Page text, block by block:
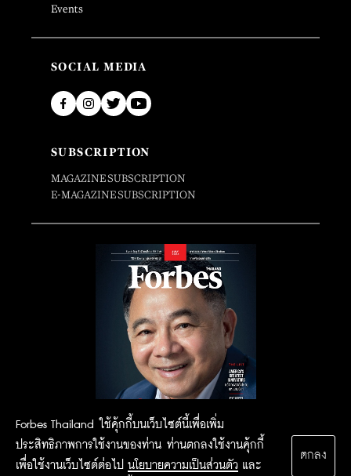
Forbes Thailand ใช้คุ้กกี้บนเว็บไซต์นี้เพื่อเพิ่ม
ประสิทธิภาพการใช้งานของท่าน ท่านตกลงใช้งานคุ้กกี้
เพื่อใช้งานเว็บไซต์ต่อไป นโยบายความเป็นส่วนตัว และ
ตกลง
Events
SOCIAL MEDIA
SUBSCRIPTION
MAGAZINE SUBSCRIPTION
E-MAGAZINE SUBSCRIPTION